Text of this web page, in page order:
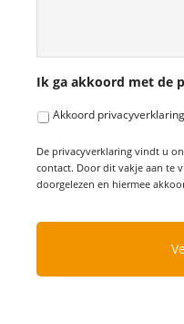
Ik ga akkoord met de
Akkoord privacyverklaring
De privacyverklaring vindt u
contact. Door dit vakje aan te
doorgelezen en hiermee